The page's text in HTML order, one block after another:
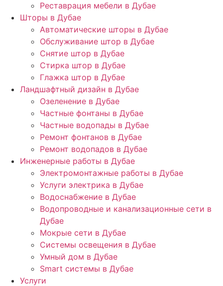
Реставрация мебели в Дубае
Шторы в Дубае
Автоматические шторы в Дубае
Обслуживание штор в Дубае
Снятие штор в Дубае
Стирка штор в Дубае
Глажка штор в Дубае
Ландшафтный дизайн в Дубае
Озеленение в Дубае
Частные фонтаны в Дубае
Частные водопады в Дубае
Ремонт фонтанов в Дубае
Ремонт водопадов в Дубае
Инженерные работы в Дубае
Электромонтажные работы в Дубае
Услуги электрика в Дубае
Водоснабжение в Дубае
Водопроводные и канализационные сети в
Дубае
Мокрые сети в Дубае
Системы освещения в Дубае
Умный дом в Дубае
Smart системы в Дубае
Услуги